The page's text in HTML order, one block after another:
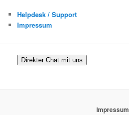
Helpdesk / Support
Impressum
Direkter Chat mit uns
Impressum